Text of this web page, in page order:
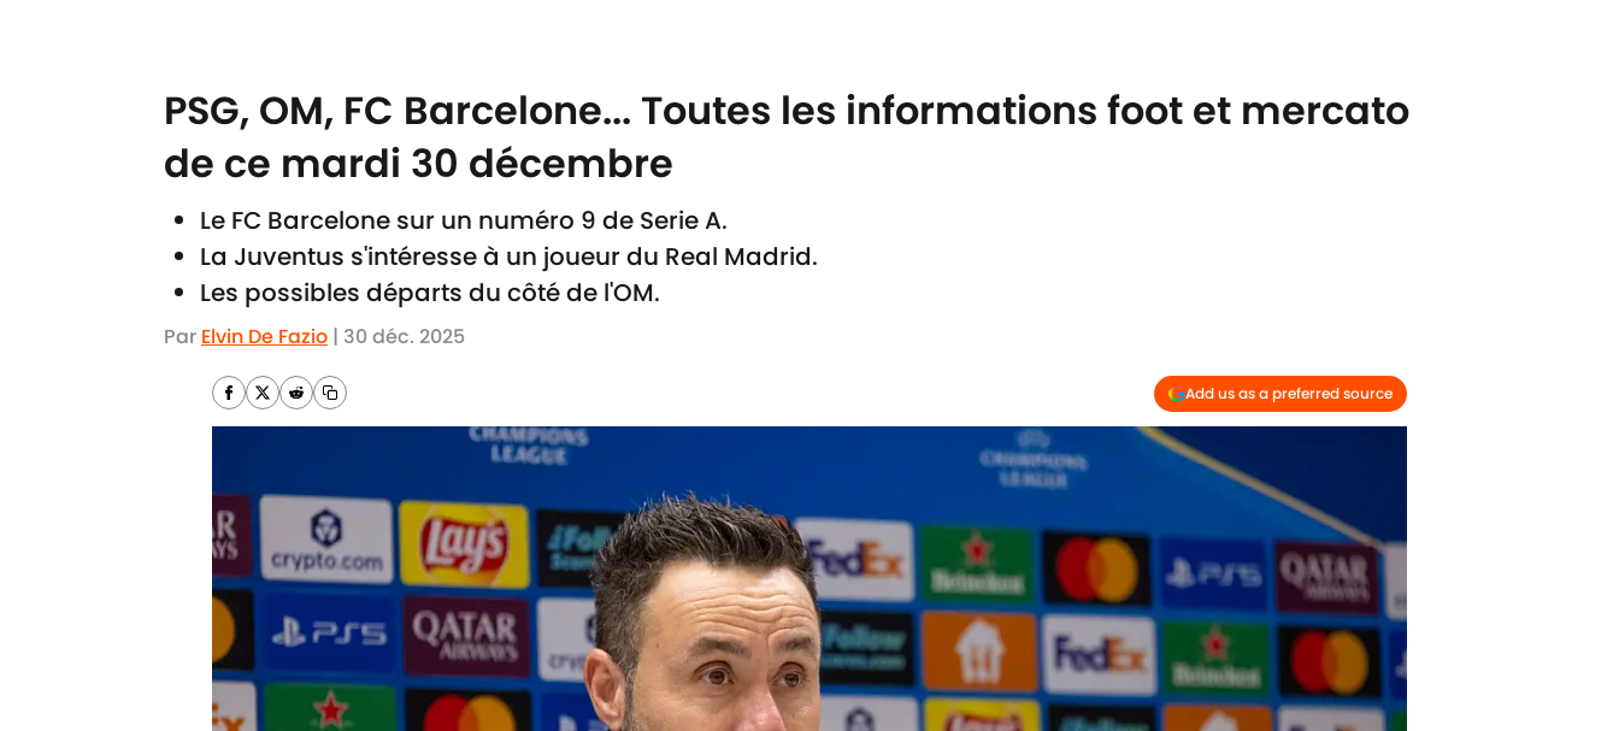
PSG, OM, FC Barcelone... Toutes les informations foot et mercato
de ce mardi 30 décembre
Le FC Barcelone sur un numéro 9 de Serie A.
La Juventus s'intéresse à un joueur du Real Madrid.
Les possibles départs du côté de l'OM.
Par Elvin De Fazio | 30 déc. 2025
Add us as a preferred source